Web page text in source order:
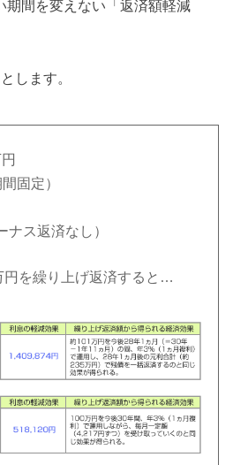
期間を変えない「返済額軽減
します。
固定）
ナス返済なし）
円を繰り上げ返済すると…